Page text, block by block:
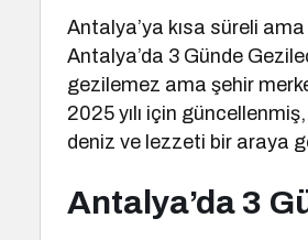
Antalya’ya kısa süreli
Antalya’da 3 Günde
gezilemez ama şehir
2025 yılı için
deniz ve lezzeti bir araya
Antalya’da 3